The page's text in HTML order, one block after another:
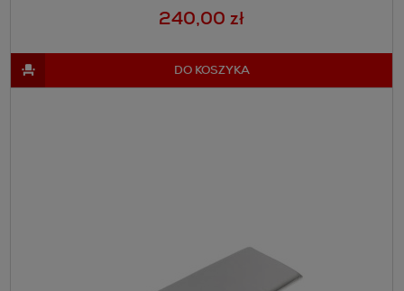
240,00 zł
DO KOSZYKA